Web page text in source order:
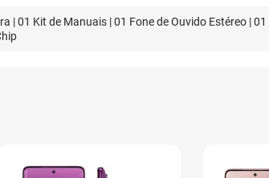
| 01 Kit de Manuais | 01 Fone de Ouvido Estéreo |